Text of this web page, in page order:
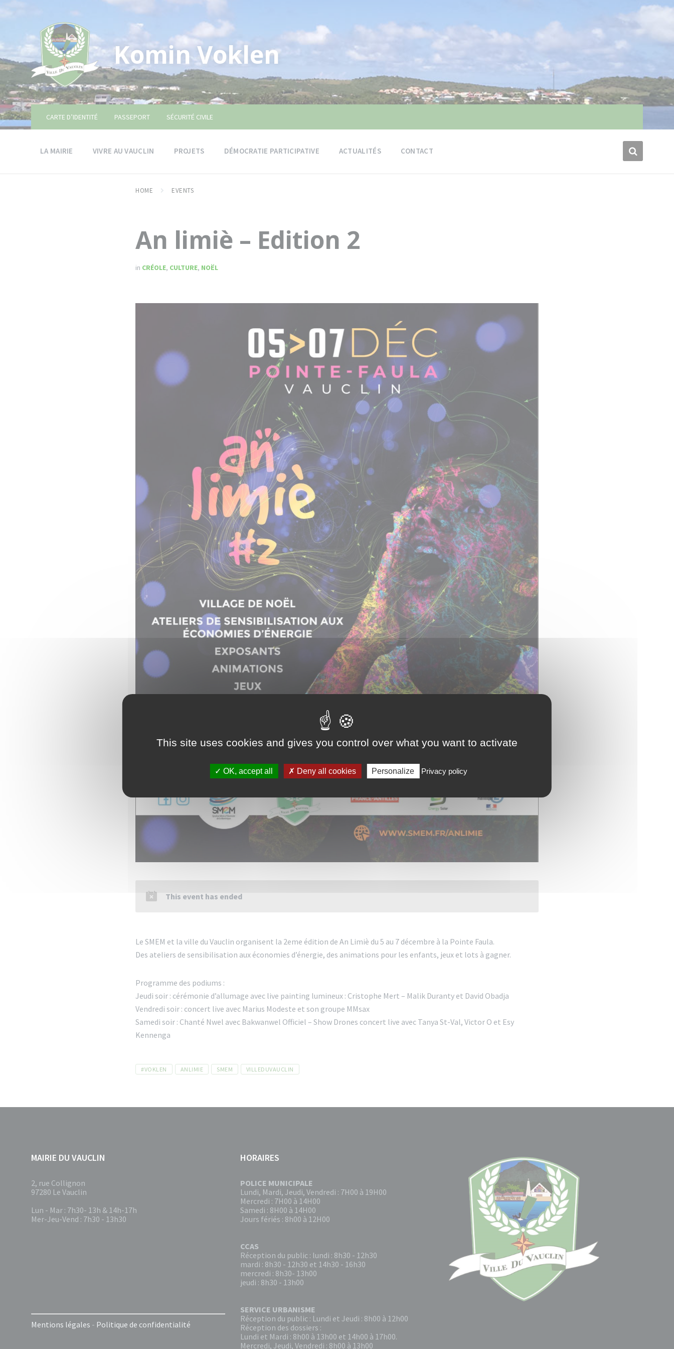
Komin Voklen
CARTE D’IDENTITÉ PASSEPORT SÉCURITÉ CIVILE
LA MAIRIE VIVRE AU VAUCLIN PROJETS DÉMOCRATIE PARTICIPATIVE ACTUALITÉS CONTACT
HOME EVENTS
An limiè – Edition 2
in CRÉOLE, CULTURE, NOËL
This event has ended
Le SMEM et la ville du Vauclin organisent la 2eme édition de An Limiè du 5 au 7 décembre à la Pointe Faula.
Des ateliers de sensibilisation aux économies d’énergie, des animations pour les enfants, jeux et lots à gagner.
Programme des podiums :
Jeudi soir : cérémonie d’allumage avec live painting lumineux : Cristophe Mert – Malik Duranty et David Obadja
Vendredi soir : concert live avec Marius Modeste et son groupe MMsax
Samedi soir : Chanté Nwel avec Bakwanwel Officiel – Show Drones concert live avec Tanya St-Val, Victor O et Esy
Kennenga
Tags
#VOKLEN ANLIMIE SMEM VILLEDUVAUCLIN
MAIRIE DU VAUCLIN
2, rue Collignon
97280 Le Vauclin
Lun - Mar : 7h30- 13h & 14h-17h
Mer-Jeu-Vend : 7h30 - 13h30
Mentions légales - Politique de confidentialité
HORAIRES
POLICE MUNICIPALE
Lundi, Mardi, Jeudi, Vendredi : 7H00 à 19H00
Mercredi : 7H00 à 14H00
Samedi : 8H00 à 14H00
Jours fériés : 8h00 à 12H00
CCAS
Réception du public : lundi : 8h30 - 12h30
mardi : 8h30 - 12h30 et 14h30 - 16h30
mercredi : 8h30- 13h00
jeudi : 8h30 - 13h00
SERVICE URBANISME
Réception du public : Lundi et Jeudi : 8h00 à 12h00
Réception des dossiers :
Lundi et Mardi : 8h00 à 13h00 et 14h00 à 17h00.
Mercredi, Jeudi, Vendredi : 8h00 à 13h00
This site uses cookies and gives you control over what you want to activate
OK, accept all Deny all cookies Personalize Privacy policy